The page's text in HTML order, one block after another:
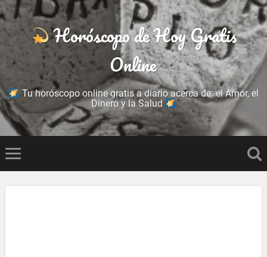
Horóscopo de Hoy Gratis
Online
Tu horóscopo online gratis a diario acerca de: el Amor, el
Dinero y la Salud